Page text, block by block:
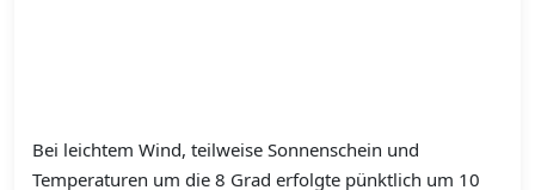
Bei leichtem Wind, teilweise Sonnenschein und
Temperaturen um die 8 Grad erfolgte pünktlich um 10